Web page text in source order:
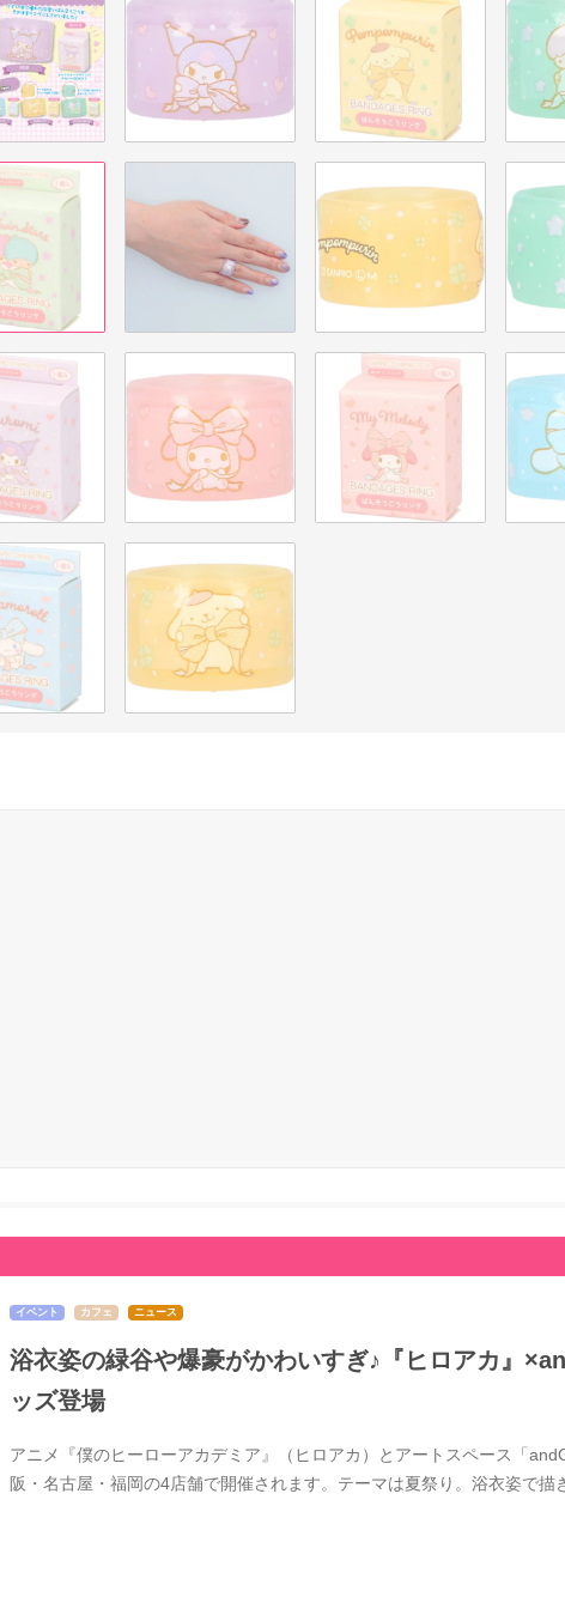
イベント カフェ ニュース
浴衣姿の緑谷や爆豪がかわいすぎ♪『ヒロアカ』
ッズ登場
アニメ『僕のヒーローアカデミア』（ヒロアカ）とアートスペース「
阪・名古屋・福岡の4店舗で開催されます。テーマは夏祭り。浴衣姿で描